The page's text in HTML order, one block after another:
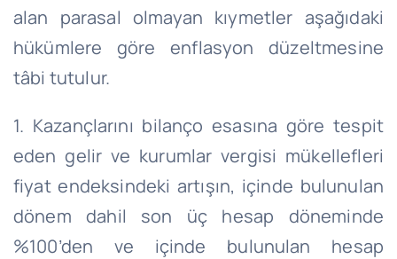
alan parasal olmayan kıymetler aşağıdaki
hükümlere göre enflasyon düzeltmesine
tâbi tutulur.
1. Kazançlarını bilanço esasına göre tespit
eden gelir ve kurumlar vergisi mükellefleri
fiyat endeksindeki artışın, içinde bulunulan
dönem dahil son üç hesap döneminde
%100’den ve içinde bulunulan hesap